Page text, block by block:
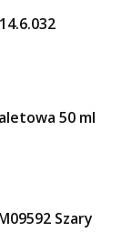
50 ml
Szary